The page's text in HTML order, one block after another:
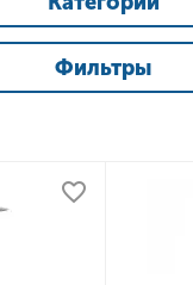
Фильтры